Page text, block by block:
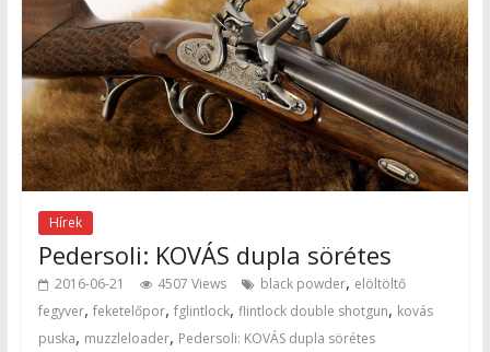
Hírek
Pedersoli: KOVÁS dupla sörétes
2016-06-21 4507 Views black powder, elöltöltő
fegyver, feketelőpor, fglintlock, flintlock double shotgun, kovás
puska, muzzleloader, Pedersoli: KOVÁS dupla sörétes